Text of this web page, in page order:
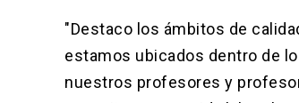
"Destaco los ámbitos de
estamos ubicados dentro de
nuestros profesores y